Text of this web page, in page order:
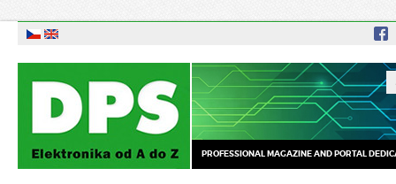
PROFESSIONAL MAGAZINE AND PORTAL